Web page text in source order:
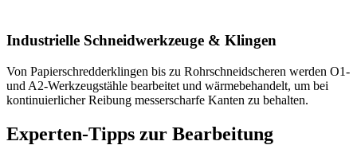
Industrielle Schneidwerkzeuge & Klingen
Von Papierschredderklingen bis zu Rohrschneidscheren werden O1-
und A2-Werkzeugstähle bearbeitet und wärmebehandelt, um bei
kontinuierlicher Reibung messerscharfe Kanten zu behalten.
Experten-Tipps zur Bearbeitung